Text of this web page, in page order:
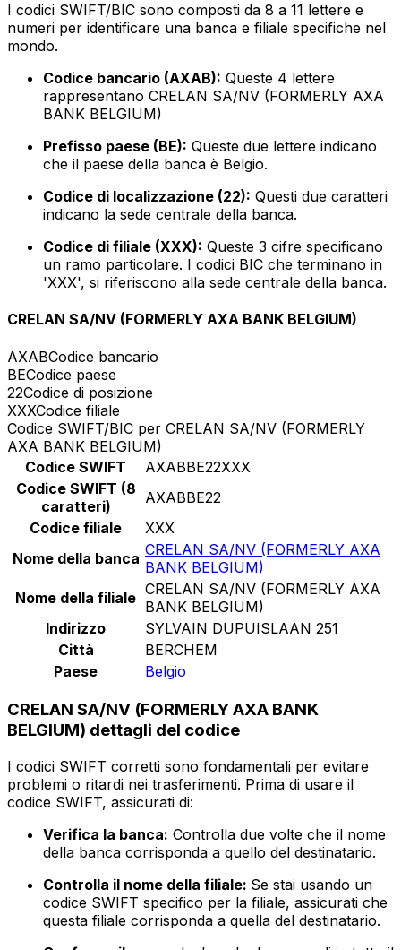
I codici SWIFT/BIC sono composti da 8 a 11 lettere e
numeri per identificare una banca e filiale specifiche nel
mondo.
Codice bancario (AXAB): Queste 4 lettere
rappresentano CRELAN SA/NV (FORMERLY AXA
BANK BELGIUM)
Prefisso paese (BE): Queste due lettere indicano
che il paese della banca è Belgio.
Codice di localizzazione (22): Questi due caratteri
indicano la sede centrale della banca.
Codice di filiale (XXX): Queste 3 cifre specificano
un ramo particolare. I codici BIC che terminano in
'XXX', si riferiscono alla sede centrale della banca.
CRELAN SA/NV (FORMERLY AXA BANK BELGIUM)
AXABCodice bancario
BECodice paese
22Codice di posizione
XXXCodice filiale
Codice SWIFT/BIC per CRELAN SA/NV (FORMERLY
AXA BANK BELGIUM)
Codice SWIFT
AXABBE22XXX
Codice SWIFT (8
caratteri)
AXABBE22
Codice filiale
XXX
Nome della banca CRELAN SA/NV (FORMERLY AXA
BANK BELGIUM)
Nome della filiale CRELAN SA/NV (FORMERLY AXA
BANK BELGIUM)
Indirizzo
SYLVAIN DUPUISLAAN 251
Città
BERCHEM
Paese
Belgio
CRELAN SA/NV (FORMERLY AXA BANK
BELGIUM) dettagli del codice
I codici SWIFT corretti sono fondamentali per evitare
problemi o ritardi nei trasferimenti. Prima di usare il
codice SWIFT, assicurati di:
Verifica la banca: Controlla due volte che il nome
della banca corrisponda a quello del destinatario.
Controlla il nome della filiale: Se stai usando un
codice SWIFT specifico per la filiale, assicurati che
questa filiale corrisponda a quella del destinatario.